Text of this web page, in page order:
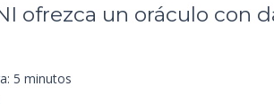
ofrezca un oráculo con
5 minutos